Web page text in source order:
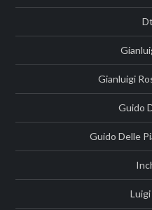
Gianluigi
Guido
Guido Delle